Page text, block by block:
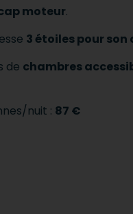
moteur.
3 étoiles pour
de chambres
nuit : 87 €